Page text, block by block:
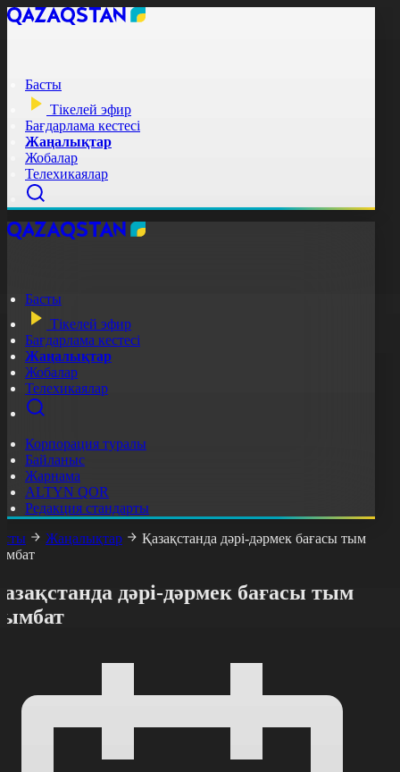
Басты
Тікелей эфир
Бағдарлама кестесі
Жаңалықтар
Жобалар
Телехикаялар
Басты
Тікелей эфир
Бағдарлама кестесі
Жаңалықтар
Жобалар
Телехикаялар
Корпорация туралы
Байланыс
Жарнама
ALTYN QOR
Редакция стандарты
Жаңалықтар
Қазақстанда дәрі-дәрмек бағасы тым
дәрі-дәрмек бағасы тым